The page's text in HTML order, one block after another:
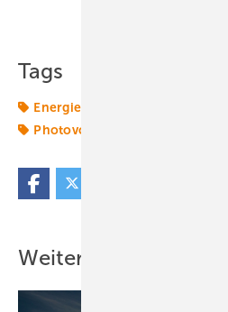
Tags
Energiemarkt
Photovoltaikmarkt
Weitere Inhalte